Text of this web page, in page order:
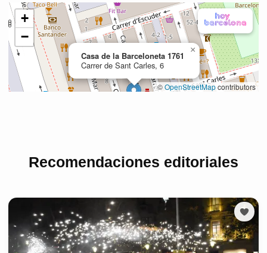
Recomendaciones editoriales